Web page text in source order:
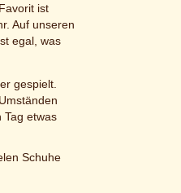
ist
Auf unseren
egal, was
gespielt.
Tag etwas
Schuhe